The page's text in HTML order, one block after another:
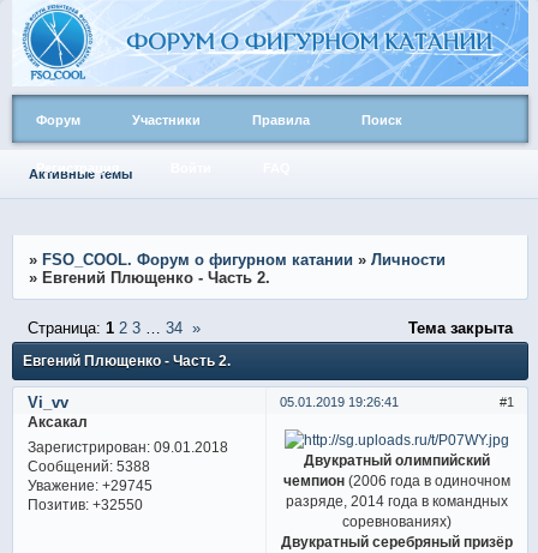
Форум Участники Правила Поиск
Активные темы
» FSO_COOL. Форум о фигурном катании » Личности
» Евгений Плющенко - Часть 2.
Евгений Плющенко - Часть 2.
Страница: 1 2 3 34 » Тема закрыта
1
05.01.2019 19:26:41
Vi_vv
Аксакал
Зарегистрирован: 09.01.2018
Сообщений:5388
Уважение: +29745
Позитив: +32550
Двукратный олимпийский
чемпион(2006 года в одиночном
разряде, 2014 года в командных
соревнованиях)
Двукратный серебряный призёр